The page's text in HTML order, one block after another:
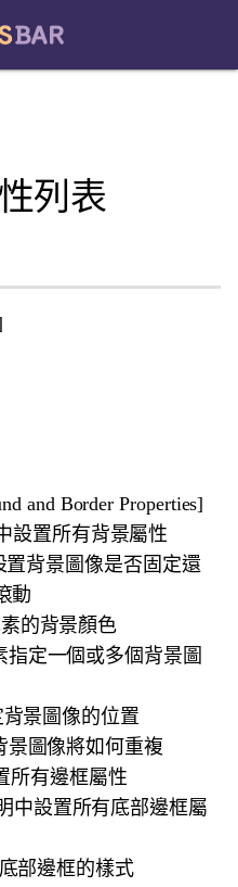
列表
and Border Properties]
設置所有背景屬性
置背景圖像是否固定還
動
的背景顏色
指定一個或多個背景圖
背景圖像的位置
景圖像將如何重複
所有邊框屬性
中設置所有底部邊框屬
部邊框的樣式